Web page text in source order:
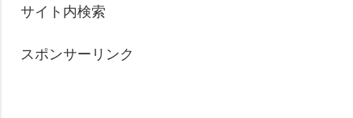
サイト内検索
スポンサーリンク